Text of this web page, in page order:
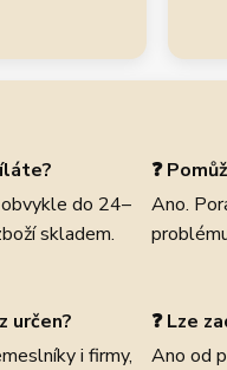
do 24–
skladem.
❓
Ano.
určen?
i firmy,
❓ Lze
Ano od